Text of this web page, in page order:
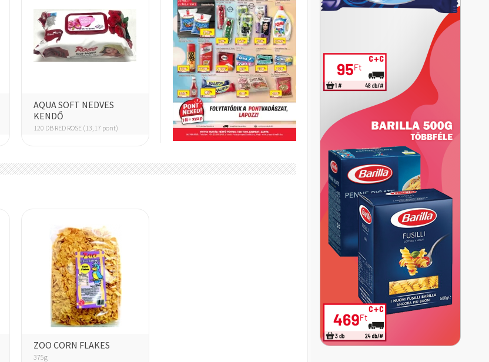
ÁLLATELEDEL
FRESH
HARIBO
AQUA SOFT NEDVES
KENDŐ
120 DB RED ROSE (13,17 pont)
ZOO CORN FLAKES
375g